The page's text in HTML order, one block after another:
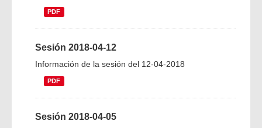
PDF
Sesión 2018-04-12
Información de la sesión del 12-04-2018
PDF
Sesión 2018-04-05